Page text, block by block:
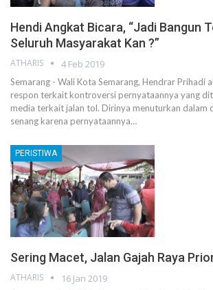
Hendi Angkat Bicara, “Jadi Bangun
Seluruh Masyarakat Kan ?”
ATHARIS 4 Feb 2019
Semarang - Wali Kota Semarang, Hendrar Prihadi
respon terkait kontroversi pernyataannya yang
media terkait jalan tol. Dirinya menuturkan dalam
senang karena pernyataannya…
PERISTIWA
Sering Macet, Jalan Gajah Raya
ATHARIS 16 Jan 2019